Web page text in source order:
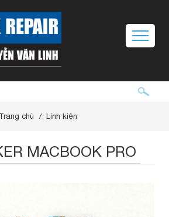
Trang chủ Linh kiện
MACBOOK PRO